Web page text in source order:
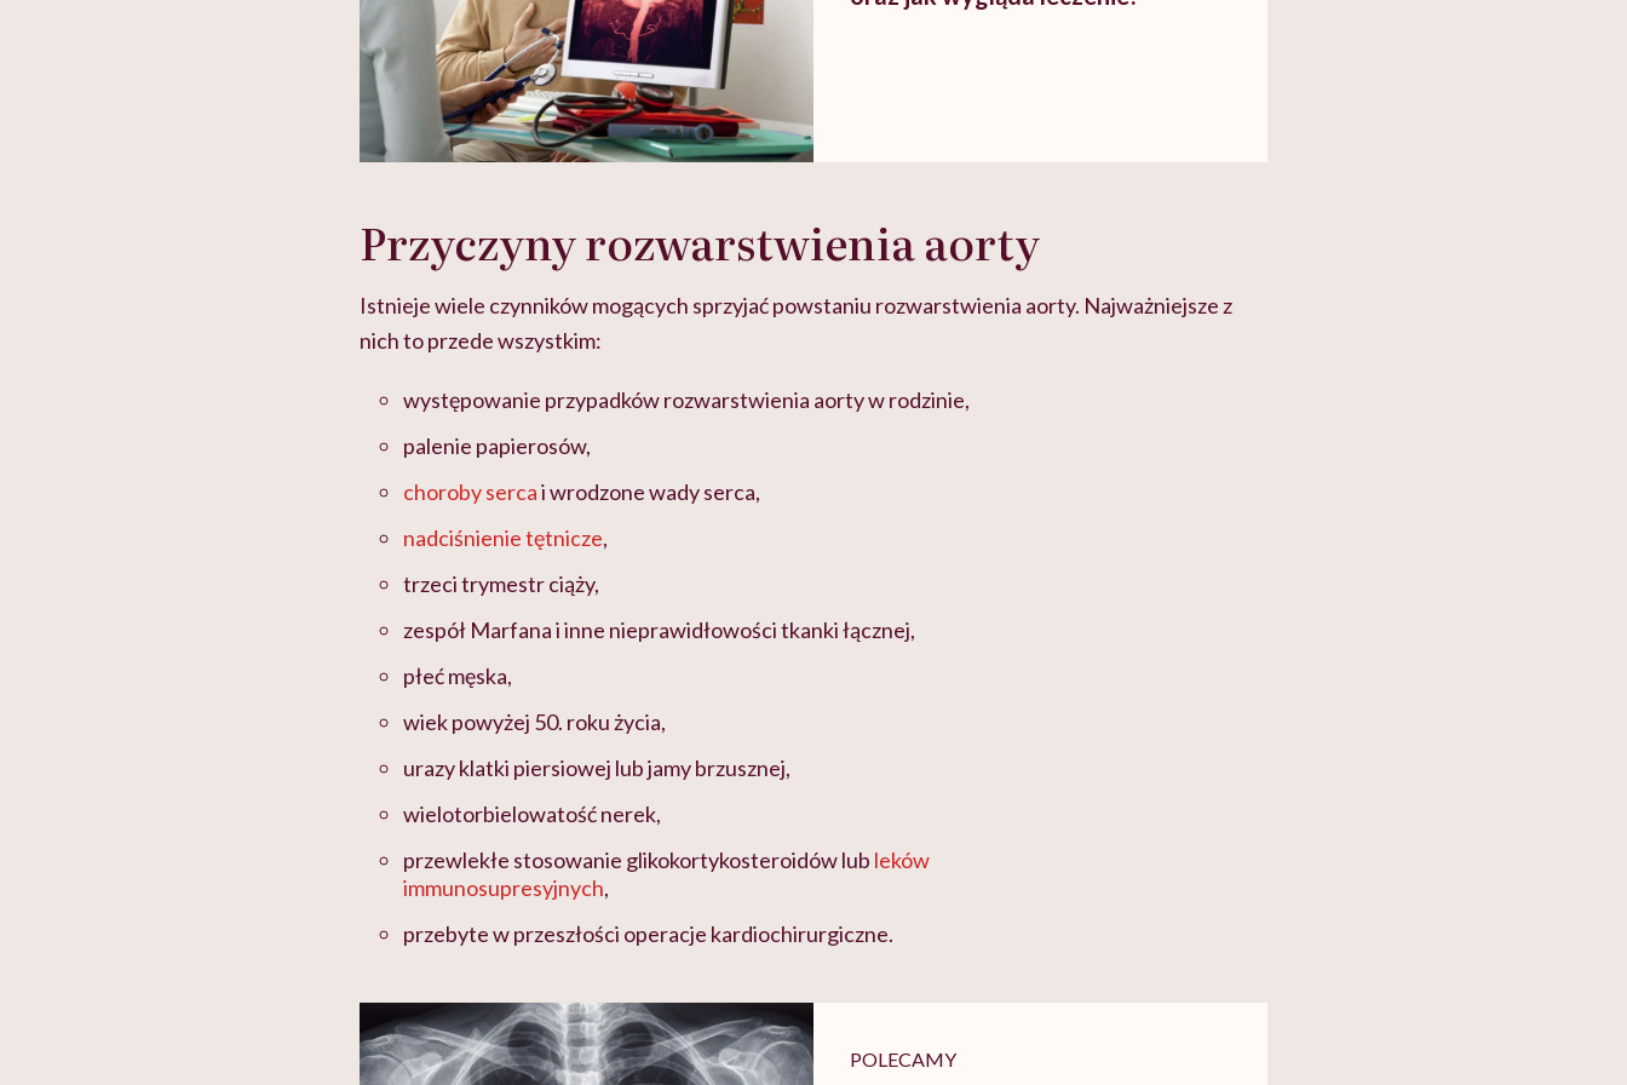
Przyczyny rozwarstwienia aorty
Istnieje wiele czynników mogących sprzyjać powstaniu rozwarstwienia aorty. Najważniejsze z
nich to przede wszystkim:
występowanie przypadków rozwarstwienia aorty w rodzinie,
palenie papierosów,
choroby sercai wrodzone wady serca,
nadciśnienie tętnicze,
trzeci trymestr ciąży,
zespół Marfana i inne nieprawidłowości tkanki łącznej,
płeć męska,
wiek powyżej 50. roku życia,
urazy klatki piersiowej lub jamy brzusznej,
wielotorbielowatość nerek,
przewlekłe stosowanie glikokortykosteroidów lub leków
immunosupresyjnych,
przebyte w przeszłości operacje kardiochirurgiczne.
POLECAMY